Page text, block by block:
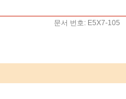
문서 번호: E5X7-105